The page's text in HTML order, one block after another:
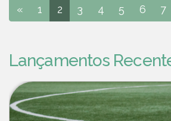
« 1 2 3 4 5 6 7
Lançamentos